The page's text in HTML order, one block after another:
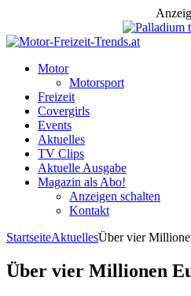
Motor
Motorsport
Freizeit
Covergirls
Events
Aktuelles
TV Clips
Aktuelle Ausgabe
Magazin als Abo!
Anzeigen schalten
Kontakt
StartseiteAktuellesÜber vier
Über vier Millionen